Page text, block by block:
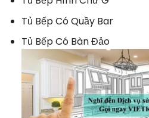
Tủ Bếp Có Quầy Bar
Tủ Bếp Có Bàn Đảo